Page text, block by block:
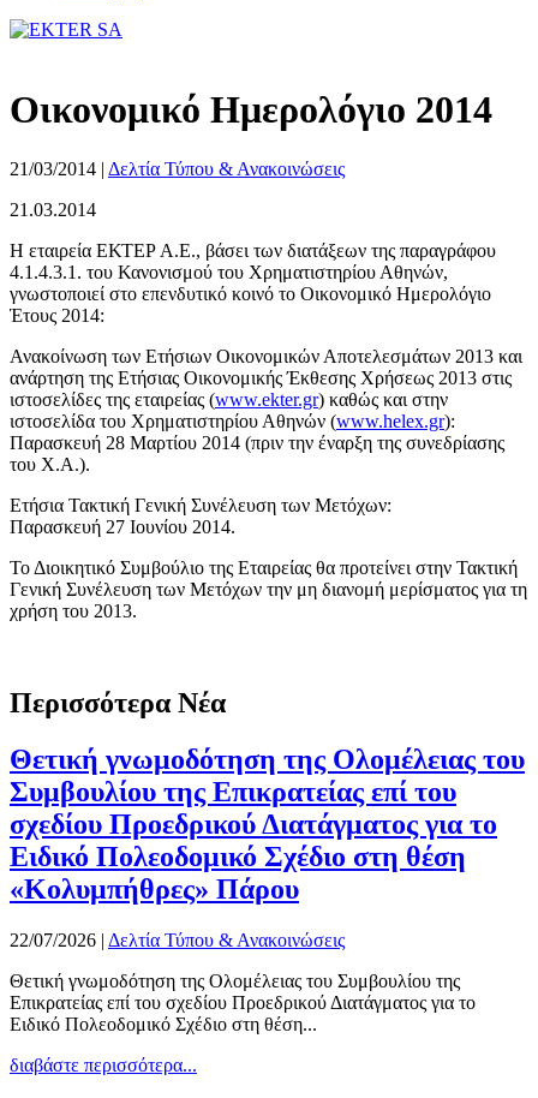
Οικονομικό Ημερολόγιο 2014
21/03/2014 | Δελτία Τύπου & Ανακοινώσεις
21.03.2014
Η εταιρεία ΕΚΤΕΡ Α.Ε., βάσει των διατάξεων της παραγράφου
4.1.4.3.1. του Κανονισμού του Χρηματιστηρίου Αθηνών,
γνωστοποιεί στο επενδυτικό κοινό το Οικονομικό Ημερολόγιο
Έτους 2014:
Ανακοίνωση των Ετήσιων Οικονομικών Αποτελεσμάτων 2013 και
ανάρτηση της Ετήσιας Οικονομικής Έκθεσης Χρήσεως 2013 στις
ιστοσελίδες της εταιρείας (www.ekter.gr) καθώς και στην
ιστοσελίδα του Χρηματιστηρίου Αθηνών (www.helex.gr):
Παρασκευή 28 Μαρτίου 2014 (πριν την έναρξη της συνεδρίασης
του Χ.Α.).
Ετήσια Τακτική Γενική Συνέλευση των Μετόχων:
Παρασκευή 27 Ιουνίου 2014.
Το Διοικητικό Συμβούλιο της Εταιρείας θα προτείνει στην Τακτική
Γενική Συνέλευση των Μετόχων την μη διανομή μερίσματος για τη
χρήση του 2013.
Περισσότερα Νέα
Θετική γνωμοδότηση της Ολομέλειας του
Συμβουλίου της Επικρατείας επί του
σχεδίου Προεδρικού Διατάγματος για το
Ειδικό Πολεοδομικό Σχέδιο στη θέση
«Κολυμπήθρες» Πάρου
22/07/2026 | Δελτία Τύπου & Ανακοινώσεις
Θετική γνωμοδότηση της Ολομέλειας του Συμβουλίου της
Επικρατείας επί του σχεδίου Προεδρικού Διατάγματος για το
Ειδικό Πολεοδομικό Σχέδιο στη θέση...
διαβάστε περισσότερα...